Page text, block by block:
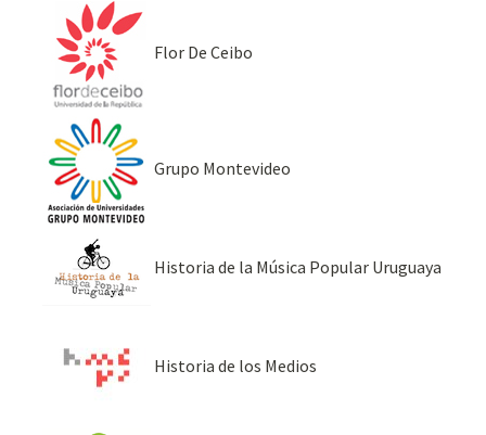
Flor De Ceibo
Grupo Montevideo
Historia de la Música Popular Uruguaya
Historia de los Medios